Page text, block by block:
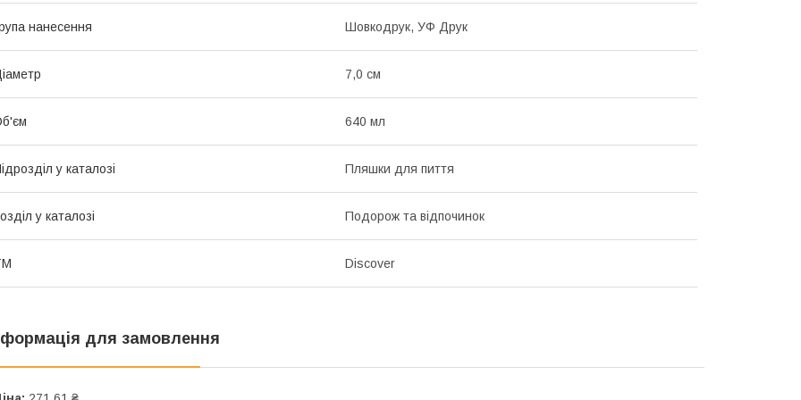
нанесення Шовкодрук, УФ Друк
7,0 см
640 мл
у каталозі Пляшки для пиття
у каталозі Подорож та відпочинок
Discover
для замовлення